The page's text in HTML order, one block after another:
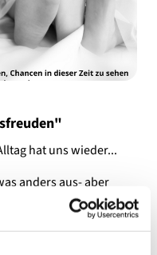
hat uns wieder...
anders aus- aber
dass dieser Alltag für